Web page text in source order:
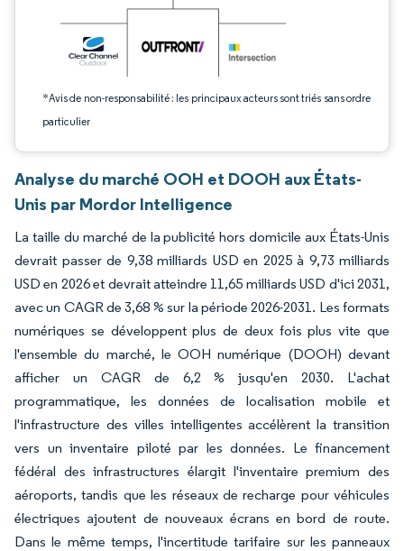
*Avis de non-responsabilité : les principaux acteurs sont triés sans ordre
particulier
Analyse du marché OOH et DOOH aux États-
Unis par Mordor Intelligence
La taille du marché de la publicité hors domicile aux États-Unis
devrait passer de 9,38 milliards USD en 2025 à 9,73 milliards
USD en 2026 et devrait atteindre 11,65 milliards USD d'ici 2031,
avec un CAGR de 3,68 % sur la période 2026-2031. Les formats
numériques se développent plus de deux fois plus vite que
l'ensemble du marché, le OOH numérique (DOOH) devant
afficher un CAGR de 6,2 % jusqu'en 2030. L'achat
programmatique, les données de localisation mobile et
l'infrastructure des villes intelligentes accélèrent la transition
vers un inventaire piloté par les données. Le financement
fédéral des infrastructures élargit l'inventaire premium des
aéroports, tandis que les réseaux de recharge pour véhicules
électriques ajoutent de nouveaux écrans en bord de route.
Dans le même temps, l'incertitude tarifaire sur les panneaux